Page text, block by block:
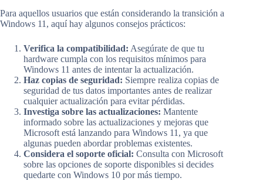
Para aquellos usuarios que están considerando la transición a
Windows 11, aquí hay algunos consejos prácticos:
Verifica la compatibilidad: Asegúrate de que tu
hardware cumpla con los requisitos mínimos para
Windows 11 antes de intentar la actualización.
Haz copias de seguridad: Siempre realiza copias de
seguridad de tus datos importantes antes de realizar
cualquier actualización para evitar pérdidas.
Investiga sobre las actualizaciones: Mantente
informado sobre las actualizaciones y mejoras que
Microsoft está lanzando para Windows 11, ya que
algunas pueden abordar problemas existentes.
Considera el soporte oficial: Consulta con Microsoft
sobre las opciones de soporte disponibles si decides
quedarte con Windows 10 por más tiempo.